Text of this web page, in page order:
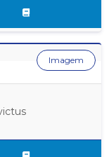
Imagem